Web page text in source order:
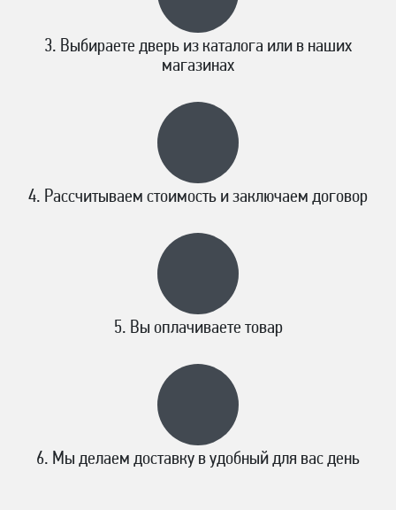
Выбираете дверь из каталога или в наших
магазинах
Рассчитываем стоимость и заключаем договор
Вы оплачиваете товар
Мы делаем доставку в удобный для вас день